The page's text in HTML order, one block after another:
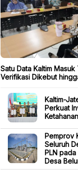
Satu Data Kaltim Masuk
Verifikasi Dikebut
Kaltim-
Perkuat
Pemprov
Seluruh
PLN
Desa